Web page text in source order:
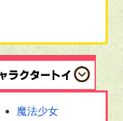
魔法少女